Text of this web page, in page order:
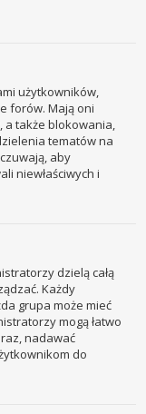
użytkowników,
forów. Mają oni
a także blokowania,
tematów na
aby
niewłaściwych i
dzielą całą
Każdy
grupa może mieć
mogą łatwo
nadawać
do